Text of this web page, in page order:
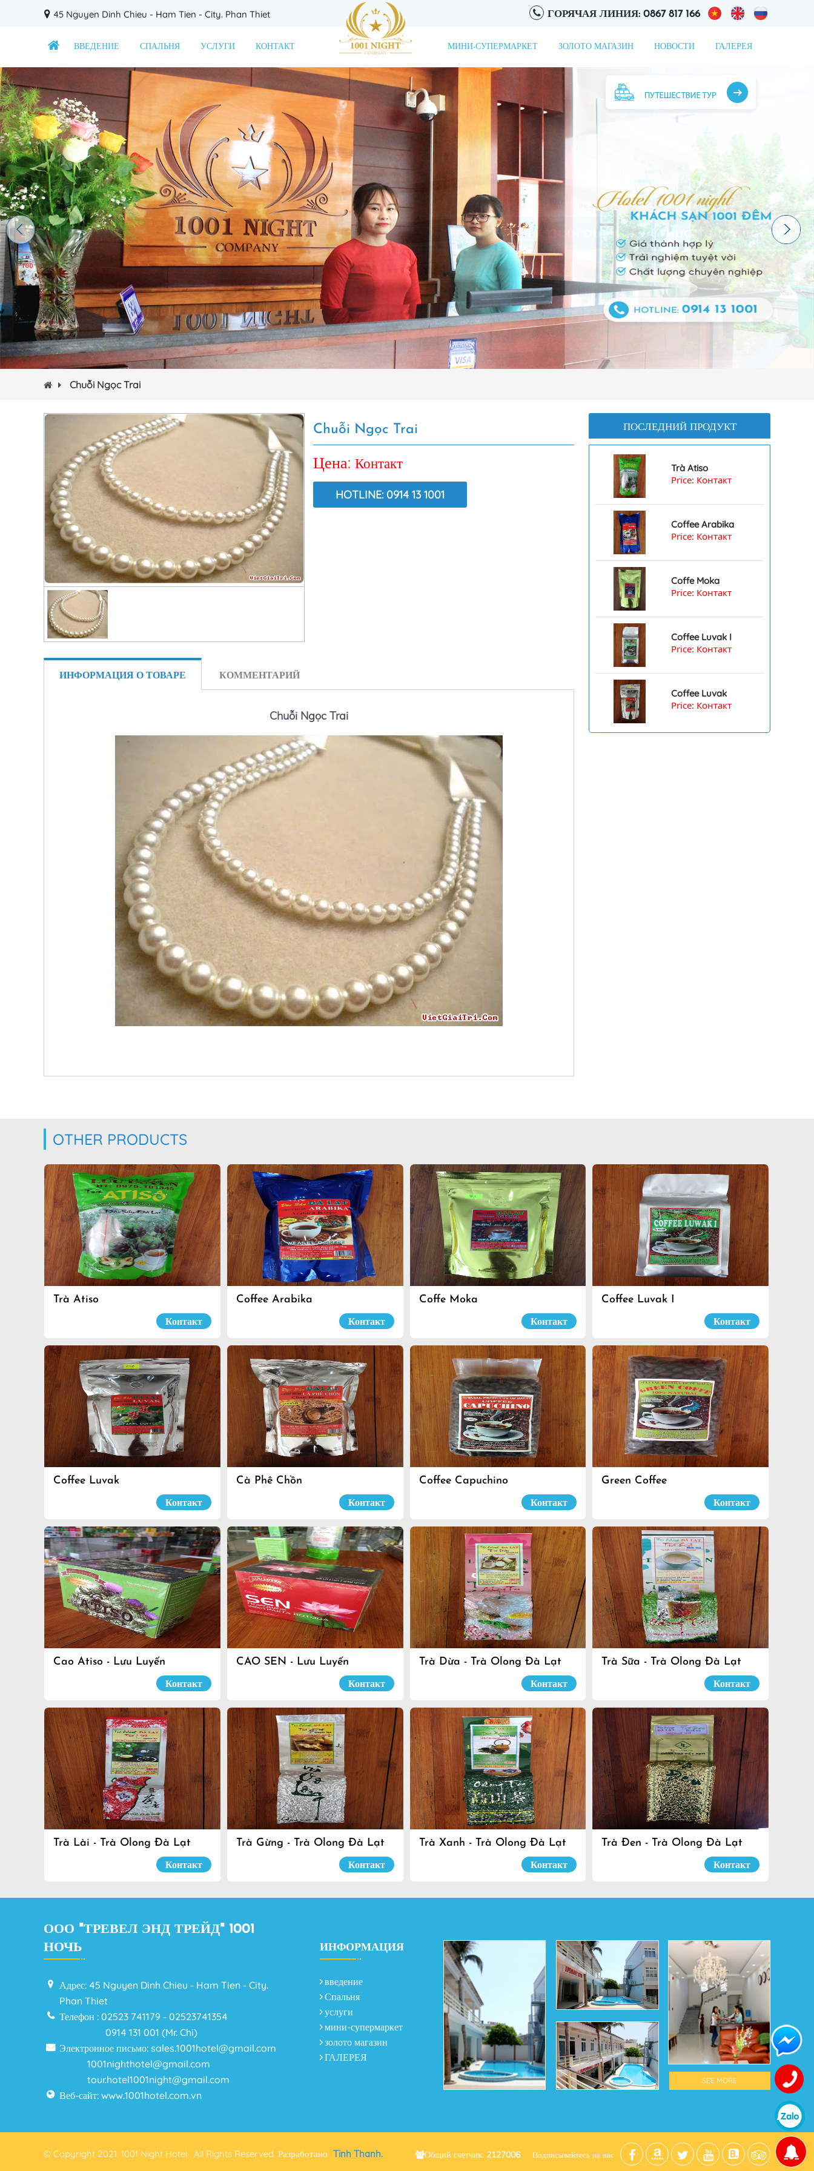
45 Nguyen Dinh Chieu - Ham Tien - City. Phan Thiet ГОРЯЧАЯ ЛИНИЯ: 0867 817 166
ВВЕДЕНИЕ СПАЛЬНЯ УСЛУГИ КОНТАКТ МИНИ-СУПЕРМАРКЕТ ЗОЛОТО МАГАЗИН НОВОСТИ ГАЛЕРЕЯ
Chuỗi Ngọc Trai
Chuỗi Ngọc Trai
Цена: Контакт
HOTLINE: 0914 13 1001
ИНФОРМАЦИЯ О ТОВАРЕ КОММЕНТАРИЙ
Chuỗi Ngọc Trai
ПОСЛЕДНИЙ ПРОДУКТ
Trà Atiso
Price: Контакт
Coffee Arabika
Price: Контакт
Coffe Moka
Price: Контакт
Coffee Luvak I
Price: Контакт
Coffee Luvak
Price: Контакт
OTHER PRODUCTS
Trà Atiso
Контакт
Coffee Arabika
Контакт
Coffe Moka
Контакт
Coffee Luvak I
Контакт
Coffee Luvak
Контакт
Cà Phê Chồn
Контакт
Coffee Capuchino
Контакт
Green Coffee
Контакт
Cao Atiso - Lưu Luyến
Контакт
CAO SEN - Lưu Luyến
Контакт
Trà Dừa - Trà Olong Đà Lạt
Контакт
Trà Sữa - Trà Olong Đà Lạt
Контакт
Trà Lài - Trà Olong Đà Lạt
Контакт
Trà Gừng - Trà Olong Đà Lạt
Контакт
Trà Xanh - Trà Olong Đà Lạt
Контакт
Trà Đen - Trà Olong Đà Lạt
Контакт
ООО "ТРЕВЕЛ ЭНД ТРЕЙД" 1001
НОЧЬ
Адрес: 45 Nguyen Dinh Chieu - Ham Tien - City.
Phan Thiet
Телефон : 02523 741179 - 02523741354
0914 131 001 (Mr. Chi)
Электронное письмо: sales.1001hotel@gmail.com
1001nighthotel@gmail.com
tour.hotel1001night@gmail.com
Веб-сайт: www.1001hotel.com.vn
ИНФОРМАЦИЯ
введение
Спальня
услуги
мини-супермаркет
золото магазин
ГАЛЕРЕЯ
SEE MORE
© Copyright 2021. 1001 Night Hotel . All Rights Reserved. Разработано Tinh Thanh. Общий счетчик: 2127006 Подписывайтесь на нас